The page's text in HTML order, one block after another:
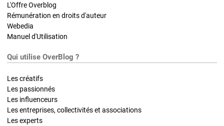
L'Offre Overblog
Rémunération en droits d'auteur
Webedia
Manuel d'Utilisation
Qui utilise OverBlog ?
Les créatifs
Les passionnés
Les influenceurs
Les entreprises, collectivités et associations
Les experts